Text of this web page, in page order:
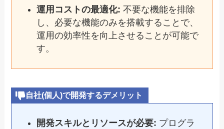
運用コストの最適化: 不要な機能を排除
し、必要な機能のみを搭載することで、
運用の効率性を向上させることが可能で
す。
自社(個人)で開発するデメリット
開発スキルとリソースが必要: プログラ